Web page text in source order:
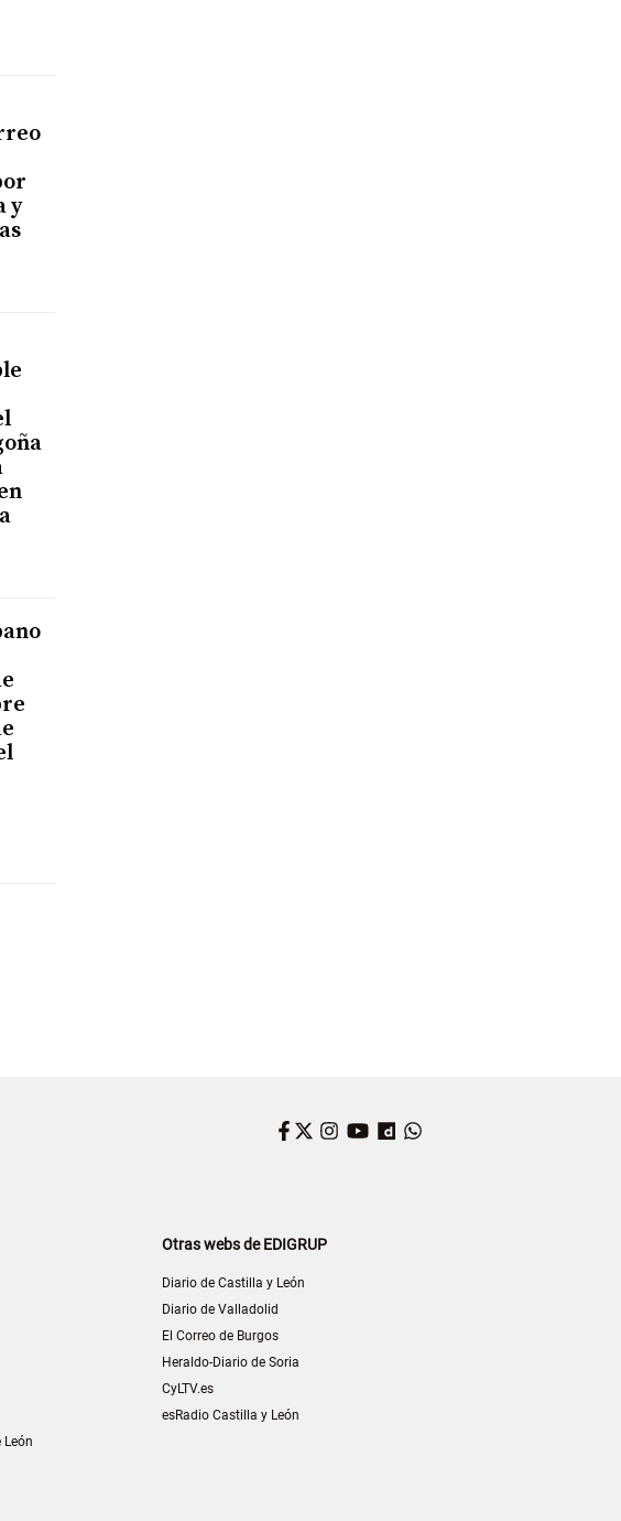
y
Facebook
Twitter
Instagram
YouTube
Dailymotion
Otras webs de EDIGRUP
Diario de Castilla y León
Diario de Valladolid
El Correo de Burgos
Heraldo-Diario de Soria
CyLTV.es
esRadio Castilla y León